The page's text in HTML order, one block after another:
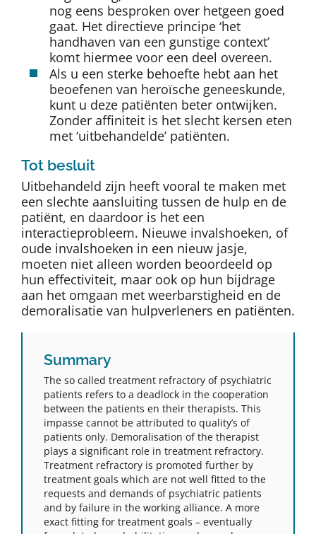
nog eens besproken over hetgeen goed
gaat. Het directieve principe ‘het
handhaven van een gunstige context’
komt hiermee voor een deel overeen.
Als u een sterke behoefte hebt aan het
beoefenen van heroïsche geneeskunde,
kunt u deze patiënten beter ontwijken.
Zonder affiniteit is het slecht kersen eten
met ‘uitbehandelde’ patiënten.
Tot besluit
Uitbehandeld zijn heeft vooral te maken met
een slechte aansluiting tussen de hulp en de
patiënt, en daardoor is het een
interactieprobleem. Nieuwe invalshoeken, of
oude invalshoeken in een nieuw jasje,
moeten niet alleen worden beoordeeld op
hun effectiviteit, maar ook op hun bijdrage
aan het omgaan met weerbarstigheid en de
demoralisatie van hulpverleners en patiënten.
Summary
The so called treatment refractory of psychiatric
patients refers to a deadlock in the cooperation
between the patients en their therapists. This
impasse cannot be attributed to quality’s of
patients only. Demoralisation of the therapist
plays a significant role in treatment refractory.
Treatment refractory is promoted further by
treatment goals which are not well fitted to the
requests and demands of psychiatric patients
and by failure in the working alliance. A more
exact fitting for treatment goals – eventually